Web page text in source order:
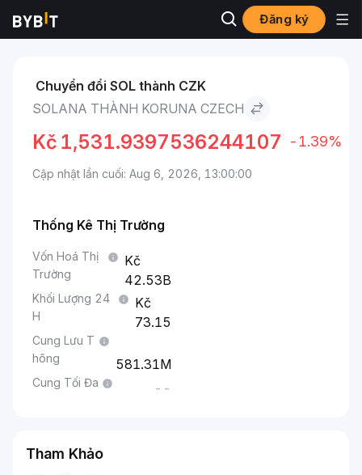
Đăng ký
Thị trường Solana to Koruna Czech
Chuyển đổi SOL thành CZK
SOLANA THÀNH KORUNA CZECH
Kč 1,531.9397536244107 -1.39%
Cập nhật lần cuối: Aug 6, 2026, 13:00:00
Thống Kê Thị Trường
Vốn Hoá Thị
Trường
42.53B
Khối Lượng 24
H
73.15
Cung Lưu T
hông
581.31M
Cung Tối Đa --
Tham Khảo